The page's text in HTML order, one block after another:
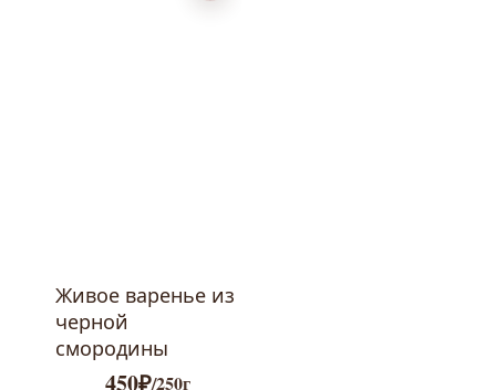
Живое варенье из
черной
смородины
450₽/250г